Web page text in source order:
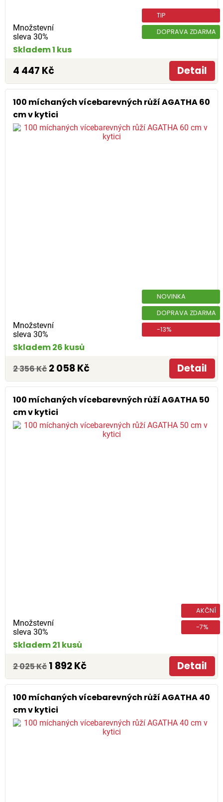
Množstevní
sleva 30%
TIP
DOPRAVA ZDARMA
Skladem 1 kus
4 447 Kč Detail
100 míchaných vícebarevných růží AGATHA 60
cm v kytici
Množstevní
sleva 30%
NOVINKA
DOPRAVA ZDARMA
-13%
Skladem 26 kusů
2 356 Kč 2 058 Kč Detail
100 míchaných vícebarevných růží AGATHA 50
cm v kytici
Množstevní
sleva 30%
AKČNÍ
-7%
Skladem 21 kusů
2 025 Kč 1 892 Kč Detail
100 míchaných vícebarevných růží AGATHA 40
cm v kytici